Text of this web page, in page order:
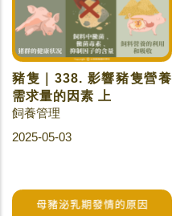
豬隻｜338. 影響豬隻營養
需求量的因素 上
飼養管理
2025-05-03